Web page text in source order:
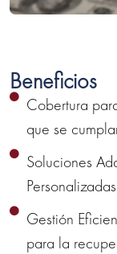
Beneficios
Cobertura
que se
Soluciones
Gestión
para la